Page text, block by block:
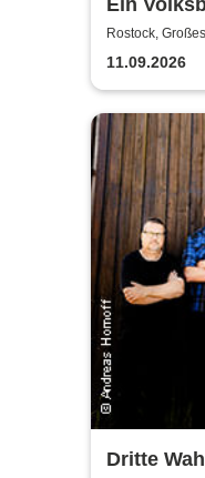
Ein
Rostock,
11.09.2026
Dritte